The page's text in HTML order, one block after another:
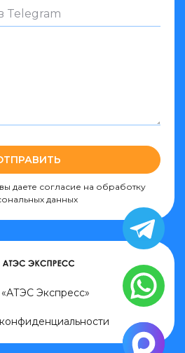
даете согласие на обработку
данных
Экспресс»